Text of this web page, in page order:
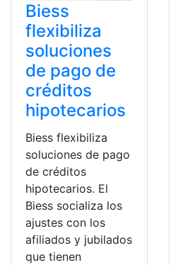
Biess
flexibiliza
soluciones
de pago de
créditos
hipotecarios
Biess flexibiliza
soluciones de pago
de créditos
hipotecarios. El
Biess socializa los
ajustes con los
afiliados y jubilados
que tienen